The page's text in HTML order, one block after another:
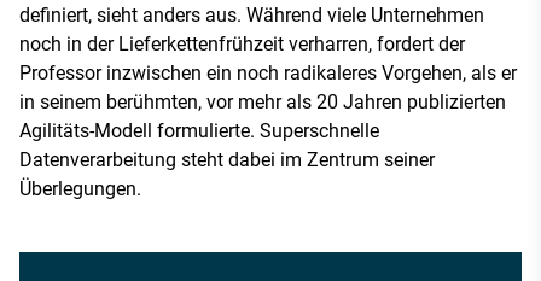
definiert, sieht anders aus. Während viele Unternehmen
noch in der Lieferkettenfrühzeit verharren, fordert der
Professor inzwischen ein noch radikaleres Vorgehen, als er
in seinem berühmten, vor mehr als 20 Jahren publizierten
Agilitäts-Modell formulierte. Superschnelle
Datenverarbeitung steht dabei im Zentrum seiner
Überlegungen.